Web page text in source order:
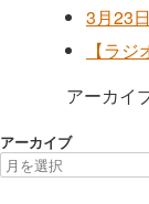
3月23
【ラ
アーカイ
アーカイブ